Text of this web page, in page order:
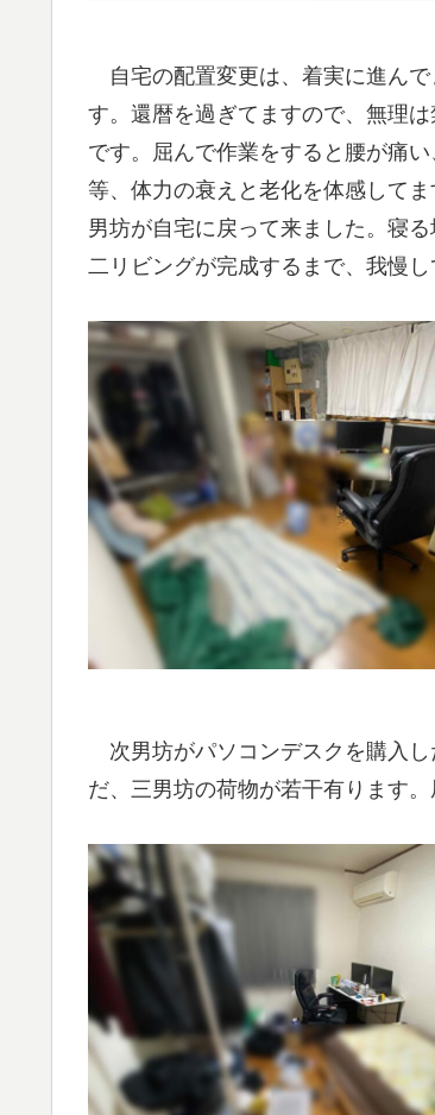
自宅の配置変更は、着実に進ん
す。還暦を過ぎてますので、無理
です。屈んで作業をすると腰が痛
等、体力の衰えと老化を体感して
男坊が自宅に戻って来ました。寝
二リビングが完成するまで、我慢し
次男坊がパソコンデスクを購入
だ、三男坊の荷物が若干有ります